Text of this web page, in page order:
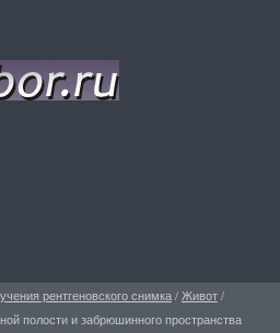
рентгеновского снимка/Живот/
полости и забрюшинного пространства